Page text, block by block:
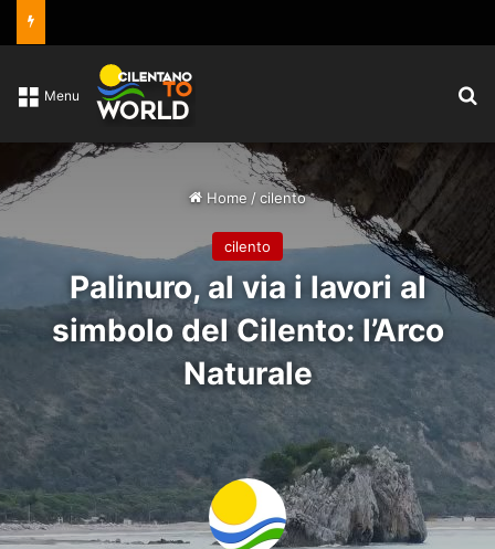
Menu
Home /cilento
cilento
Palinuro, al via i lavori al
simbolo del Cilento: l’Arco
Naturale